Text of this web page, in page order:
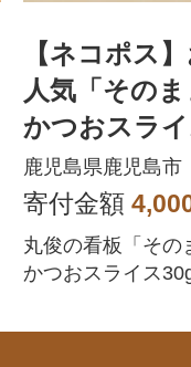
【ネコポス
人気「その
かつおスラ
セット
鹿児島県鹿児島市
寄付金額
丸俊の看板「その
かつおスライス
お届けいたします